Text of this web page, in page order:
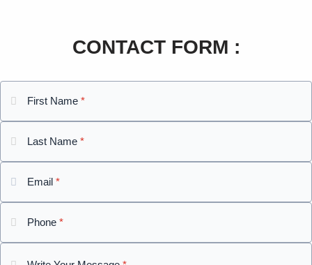
CONTACT FORM :
First Name *
Last Name *
Email *
Phone *